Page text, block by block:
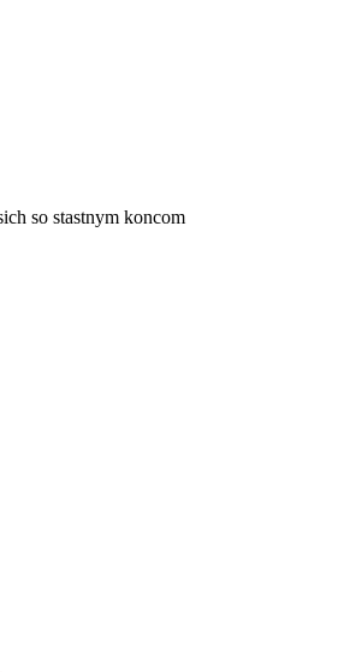
so stastnym koncom